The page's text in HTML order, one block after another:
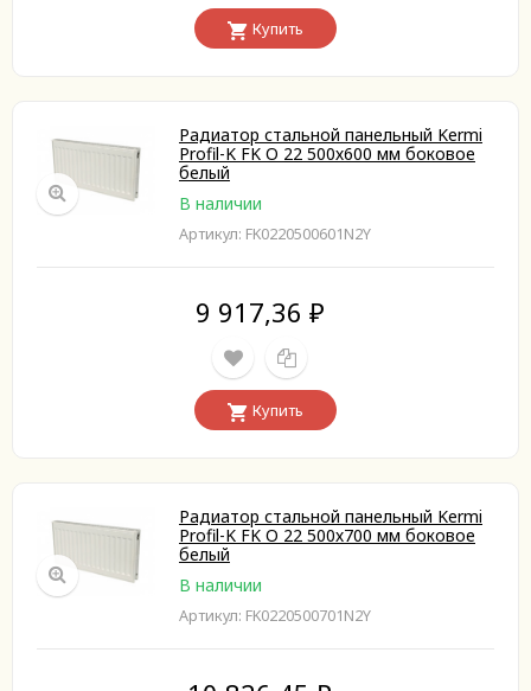
Купить
Радиатор стальной панельный Kermi
Profil-K FK O 22 500х600 мм боковое
белый
В наличии
Артикул: FK0220500601N2Y
9 917,36 ₽
Купить
Радиатор стальной панельный Kermi
Profil-K FK O 22 500х700 мм боковое
белый
В наличии
Артикул: FK0220500701N2Y